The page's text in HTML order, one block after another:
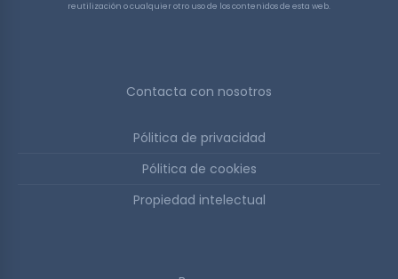
reutilización o cualquier otro uso de los contenidos de esta web.
Contacta con nosotros
Pólitica de privacidad
Pólitica de cookies
Propiedad intelectual